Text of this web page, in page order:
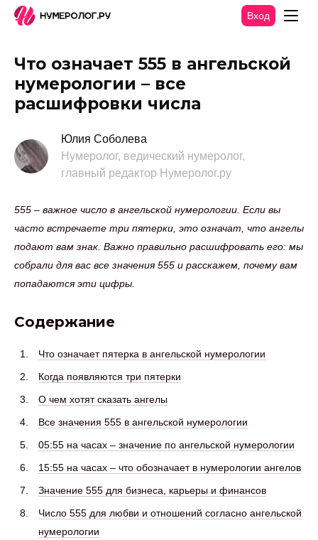
Вход
Что означает 555 в ангельской
нумерологии – все
расшифровки числа
Юлия Соболева
Нумеролог, ведический нумеролог,
главный редактор Нумеролог.ру
555 – важное число в ангельской нумерологии. Если вы
часто встречаете три пятерки, это означат, что ангелы
подают вам знак. Важно правильно расшифровать его: мы
собрали для вас все значения 555 и расскажем, почему вам
попадаются эти цифры.
Содержание
Что означает пятерка в ангельской нумерологии
Когда появляются три пятерки
О чем хотят сказать ангелы
Все значения 555 в ангельской нумерологии
05:55 на часах – значение по ангельской нумерологии
15:55 на часах – что обозначает в нумерологии ангелов
Значение 555 для бизнеса, карьеры и финансов
Число 555 для любви и отношений согласно ангельской
нумерологии